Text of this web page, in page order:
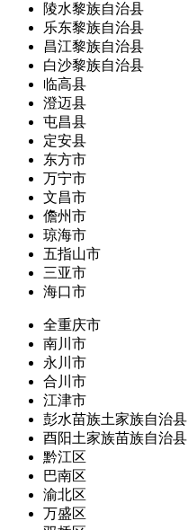
陵水黎族自治县
乐东黎族自治县
昌江黎族自治县
白沙黎族自治县
临高县
澄迈县
屯昌县
定安县
东方市
万宁市
文昌市
儋州市
琼海市
五指山市
三亚市
海口市
全重庆市
南川市
永川市
合川市
江津市
彭水苗族土家族自治县
酉阳土家族苗族自治县
黔江区
巴南区
渝北区
万盛区